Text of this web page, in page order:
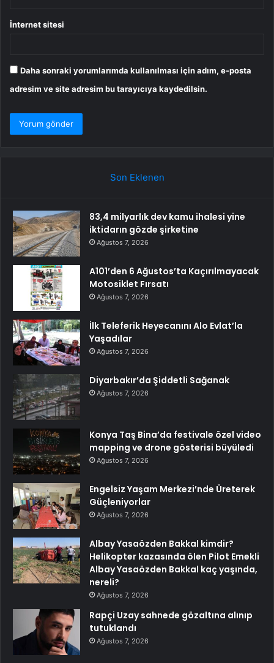
İnternet sitesi
Daha sonraki yorumlarımda kullanılması için adım, e-posta
adresim ve site adresim bu tarayıcıya kaydedilsin.
Son Eklenen
83,4 milyarlık dev kamu ihalesi yine
iktidarın gözde şirketine
Ağustos 7, 2026
A101’den 6 Ağustos’ta Kaçırılmayacak
Motosiklet Fırsatı
Ağustos 7, 2026
İlk Teleferik Heyecanını Alo Evlat’la
Yaşadılar
Ağustos 7, 2026
Diyarbakır’da Şiddetli Sağanak
Ağustos 7, 2026
Konya Taş Bina’da festivale özel video
mapping ve drone gösterisi büyüledi
Ağustos 7, 2026
Engelsiz Yaşam Merkezi’nde Üreterek
Güçleniyorlar
Ağustos 7, 2026
Albay Yasaözden Bakkal kimdir?
Helikopter kazasında ölen Pilot Emekli
Albay Yasaözden Bakkal kaç yaşında,
nereli?
Ağustos 7, 2026
Rapçi Uzay sahnede gözaltına alınıp
tutuklandı
Ağustos 7, 2026